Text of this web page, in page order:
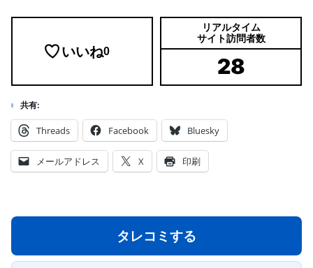
いいね0
リアルタイム
サイト訪問者数
28
共有:
Threads Facebook Bluesky
メールアドレス X 印刷
タレコミする